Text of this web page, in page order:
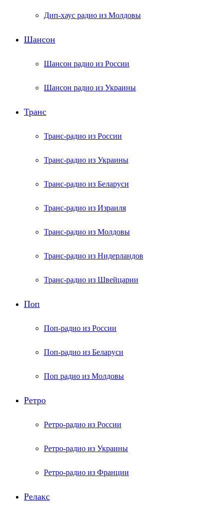
Дип-хаус радио из Молдовы
Шансон
Шансон радио из России
Шансон радио из Украины
Транс
Транс-радио из России
Транс-радио из Украины
Транс-радио из Беларуси
Транс-радио из Израиля
Транс-радио из Молдовы
Транс-радио из Нидерландов
Транс-радио из Швейцарии
Поп
Поп-радио из России
Поп-радио из Беларуси
Поп радио из Молдовы
Ретро
Ретро-радио из России
Ретро-радио из Украины
Ретро-радио из Франции
Релакс